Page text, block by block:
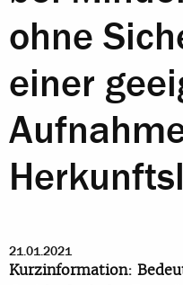
ohne
einer
21.01.2021
Kurzinformation: